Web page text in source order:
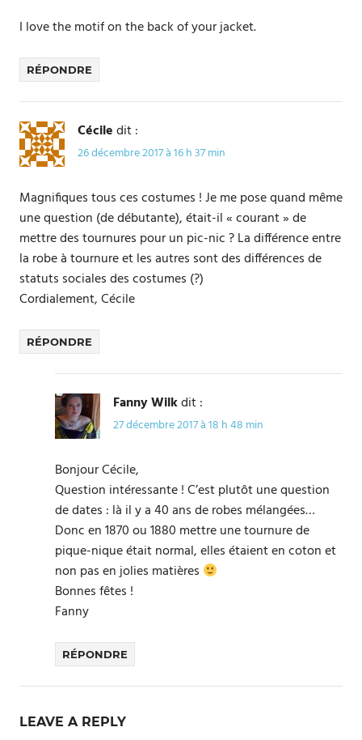
I love the motif on the back of your jacket.
RÉPONDRE
Céciledit :
26 décembre 2017 à 16 h 37 min
Magnifiques tous ces costumes ! Je me pose quand même
une question (de débutante), était-il « courant » de
mettre des tournures pour un pic-nic ? La différence entre
la robe à tournure et les autres sont des différences de
statuts sociales des costumes (?)
Cordialement, Cécile
RÉPONDRE
Fanny Wilkdit :
27 décembre 2017 à 18 h 48 min
Bonjour Cécile,
Question intéressante ! C’est plutôt une question
de dates : là il y a 40 ans de robes mélangées…
Donc en 1870 ou 1880 mettre une tournure de
pique-nique était normal, elles étaient en coton et
non pas en jolies matières
Bonnes fêtes !
Fanny
RÉPONDRE
LEAVE A REPLY